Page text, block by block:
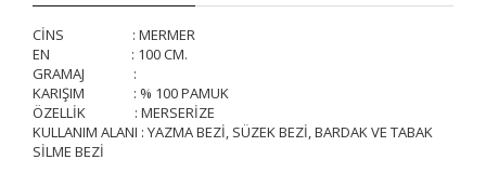
CİNS : MERMER
EN : 100 CM.
GRAMAJ :
KARIŞIM : % 100 PAMUK
ÖZELLİK : MERSERİZE
KULLANIM ALANI : YAZMA BEZİ, SÜZEK BEZİ, BARDAK VE TABAK
SİLME BEZİ